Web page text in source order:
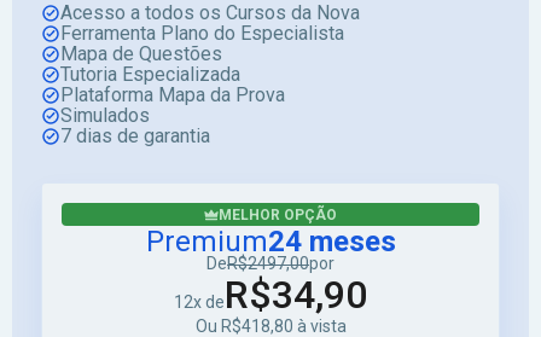
Acesso a todos os Cursos da Nova
Ferramenta Plano do Especialista
Mapa de Questões
Tutoria Especializada
Plataforma Mapa da Prova
Simulados
7 dias de garantia
MELHOR OPÇÃO
Premium24 meses
DeR$2497,00por
12x deR$34,90
Ou R$418,80 à vista